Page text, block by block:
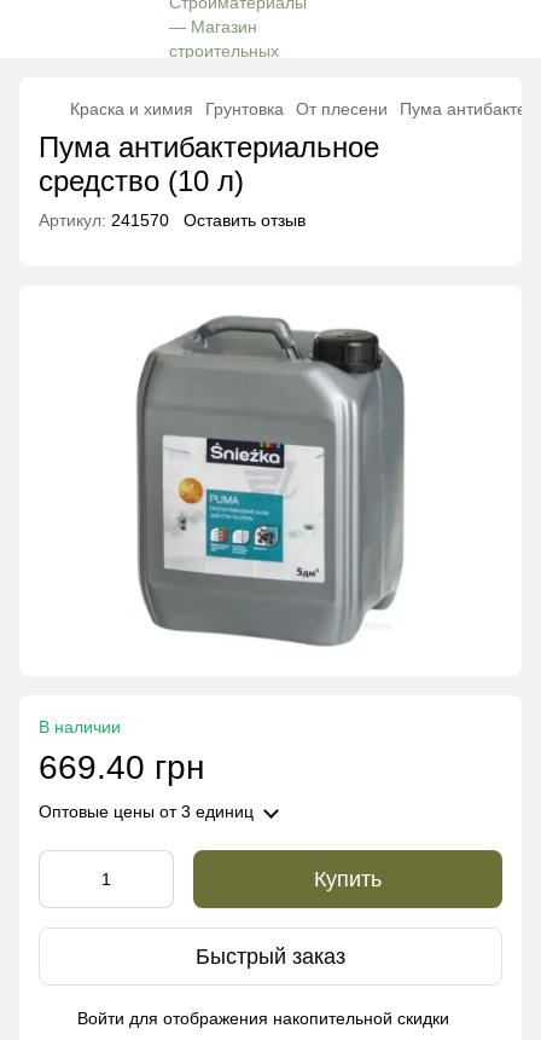
Краска и химия Грунтовка От плесени Пума
Пума антибактериальное
средство (10 л)
Артикул: 241570 Оставить отзыв
В наличии
669.40 грн
Оптовые цены от 3 единиц
Купить
Быстрый заказ
Войти для отображения накопительной скидки